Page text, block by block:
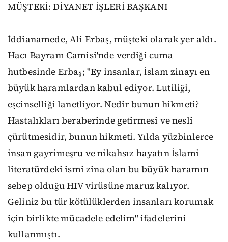
MÜŞTEKİ: DİYANET İŞLERİ BAŞKANI
İddianamede, Ali Erbaş, müşteki olarak yer aldı.
Hacı Bayram Camisi'nde verdiği cuma
hutbesinde Erbaş; "Ey insanlar, İslam zinayı en
büyük haramlardan kabul ediyor. Lutiliği,
eşcinselliği lanetliyor. Nedir bunun hikmeti?
Hastalıkları beraberinde getirmesi ve nesli
çürütmesidir, bunun hikmeti. Yılda yüzbinlerce
insan gayrimeşru ve nikahsız hayatın İslami
literatürdeki ismi zina olan bu büyük haramın
sebep olduğu HIV virüsüne maruz kalıyor.
Geliniz bu tür kötülüklerden insanları korumak
için birlikte mücadele edelim" ifadelerini
kullanmıştı.